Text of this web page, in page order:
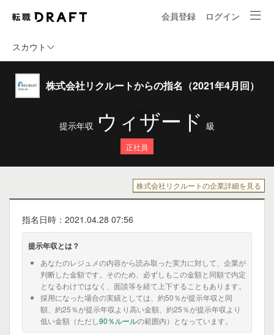
会員登録 ログイン
スカウト
株式会社リクルートからの指名（2021年4月回）
提示年収 ウィザード 級
正社員
株式会社リクルートの企業詳細を見る
指名日時：2021.04.28 07:56
提示年収とは？
あなたのレジュメの内容から読み取った実力に対して、企業が
判断した金額です。そのため、必ずしもこの金額と同額で内定
となるわけではなく、面談等を経て上下することもあります。
採用になった場合の実績としては、約50％が提示年収と同
額、約25％が提示年収より高い金額、約25％が提示年収より
低い金額（ただし90％ルールの範囲内）となっています。